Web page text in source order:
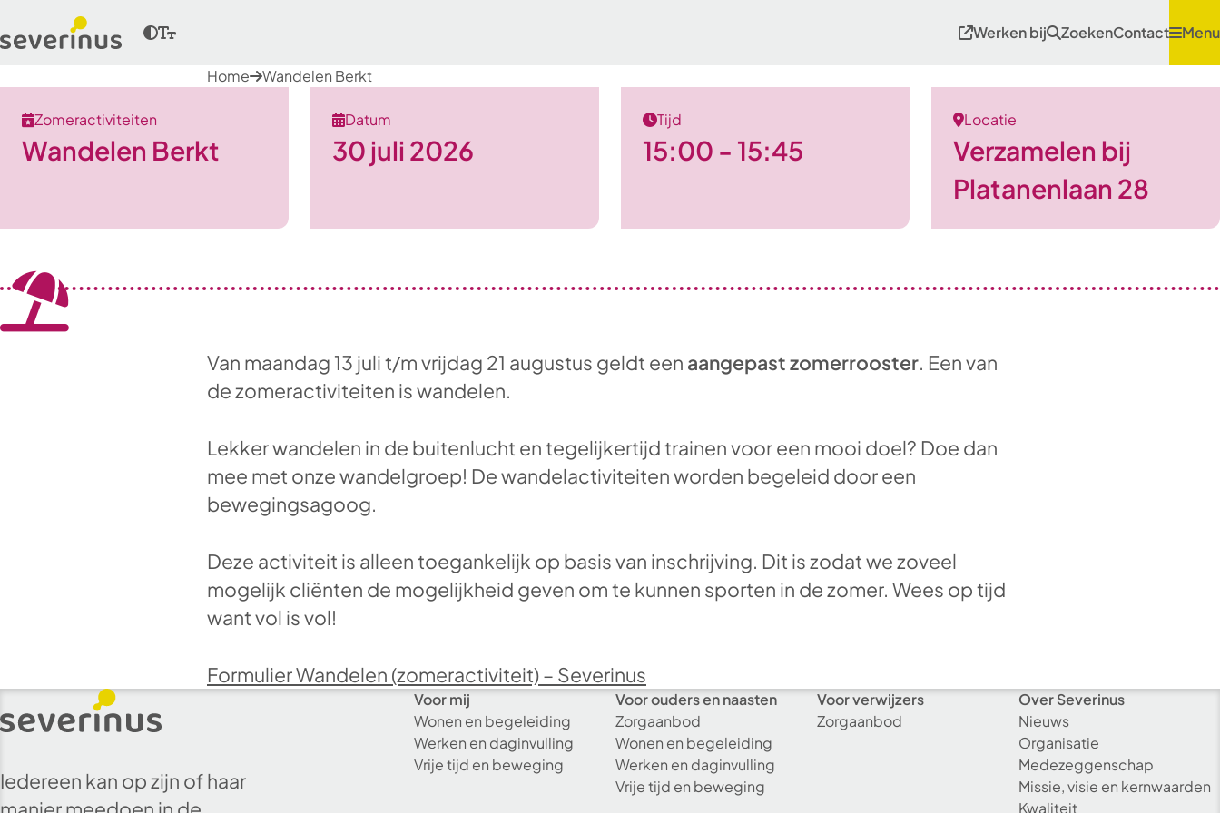
Werken bij ZoekenContact Menu
Home Wandelen Berkt
Zomeractiviteiten
Wandelen Berkt
Datum
30 juli 2026
Tijd
15:00 - 15:45
Locatie
Verzamelen bij
Platanenlaan 28
Van maandag 13 juli t/m vrijdag 21 augustus geldt een aangepast zomerrooster. Een van
de zomeractiviteiten is wandelen.
Lekker wandelen in de buitenlucht en tegelijkertijd trainen voor een mooi doel? Doe dan
mee met onze wandelgroep! De wandelactiviteiten worden begeleid door een
bewegingsagoog.
Deze activiteit is alleen toegankelijk op basis van inschrijving. Dit is zodat we zoveel
mogelijk cliënten de mogelijkheid geven om te kunnen sporten in de zomer. Wees op tijd
want vol is vol!
Formulier Wandelen (zomeractiviteit) – Severinus
Iedereen kan op zijn of haar
Voor mij
Wonen en begeleiding
Werken en daginvulling
Vrije tijd en beweging
Voor ouders en naasten
Zorgaanbod
Wonen en begeleiding
Werken en daginvulling
Vrije tijd en beweging
Voor verwijzers
Zorgaanbod
Over Severinus
Nieuws
Organisatie
Medezeggenschap
Missie, visie en kernwaarden
Kwaliteit